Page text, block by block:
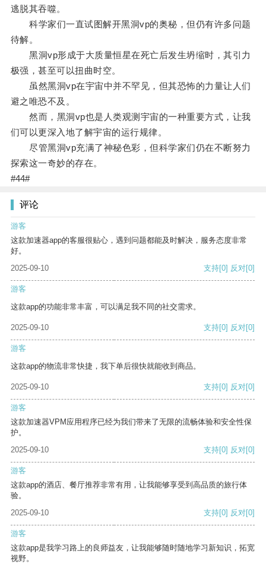
逃脱其吞噬。
科学家们一直试图解开黑洞vp的奥秘，但仍有许多问题
待解。
黑洞vp形成于大质量恒星在死亡后发生坍缩时，其引力
极强，甚至可以扭曲时空。
虽然黑洞vp在宇宙中并不罕见，但其恐怖的力量让人们
避之唯恐不及。
然而，黑洞vp也是人类观测宇宙的一种重要方式，让我
们可以更深入地了解宇宙的运行规律。
尽管黑洞vp充满了神秘色彩，但科学家们仍在不断努力
探索这一奇妙的存在。
#44#
评论
游客
这款加速器app的客服很贴心，遇到问题都能及时解决，服务态度非常
好。
2025-09-10
支持[0] 反对[0]
游客
这款app的功能非常丰富，可以满足我不同的社交需求。
2025-09-10 支持[0] 反对[0]
游客
这款app的物流非常快捷，我下单后很快就能收到商品。
2025-09-10 支持[0] 反对[0]
游客
这款加速器VPM应用程序已经为我们带来了无限的流畅体验和安全性保
护。
2025-09-10
支持[0] 反对[0]
游客
这款app的酒店、餐厅推荐非常有用，让我能够享受到高品质的旅行体
验。
2025-09-10
支持[0] 反对[0]
游客
这款app是我学习路上的良师益友，让我能够随时随地学习新知识，拓宽
视野。